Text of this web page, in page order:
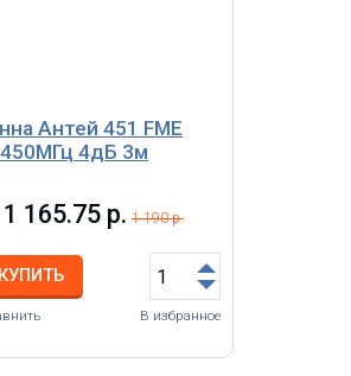
Антей 451 FME
4дБ 3м
1 165.75 р. 1 190 р.
КУПИТЬ
В избранное